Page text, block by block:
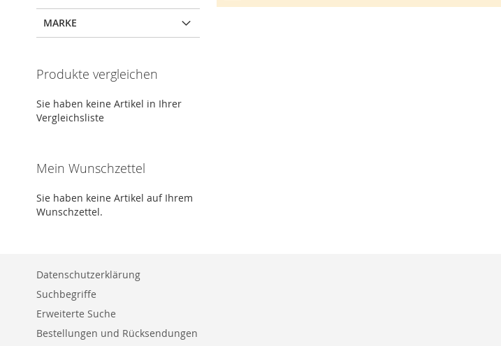
MARKE
Produkte vergleichen
Sie haben keine Artikel in Ihrer
Vergleichsliste
Mein Wunschzettel
Sie haben keine Artikel auf Ihrem
Wunschzettel.
Datenschutzerklärung
Suchbegriffe
Erweiterte Suche
Bestellungen und Rücksendungen